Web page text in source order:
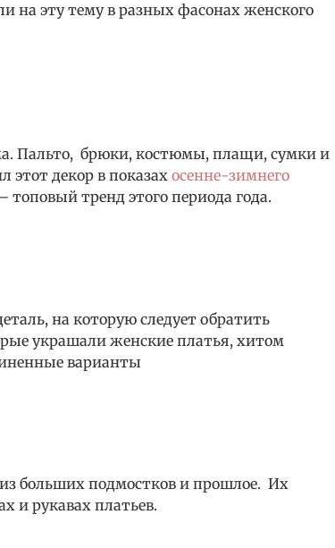
на эту тему в разных фасонах женского
Пальто, брюки, костюмы, плащи, сумки и
этот декор в показах осенне-зимнего
тренд этого периода года.
на которую следует обратить
украшали женские платья, хитом
варианты
больших подмостков и прошлое. Их
и рукавах платьев.